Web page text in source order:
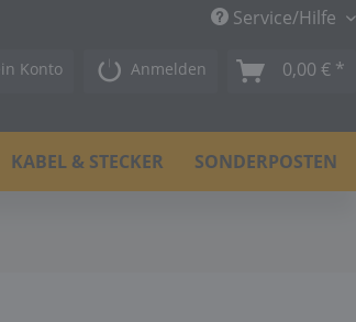
Service/Hilfe
Konto Anmelden 0,00 € *
KABEL & STECKER SONDERPOSTEN